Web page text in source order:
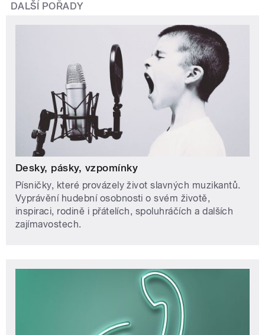
DALŠÍ POŘADY
Desky, pásky, vzpomínky
Písničky, které provázely život slavných muzikantů.
Vyprávění hudební osobnosti o svém životě,
inspiraci, rodině i přátelích, spoluhráčích a dalších
zajímavostech.